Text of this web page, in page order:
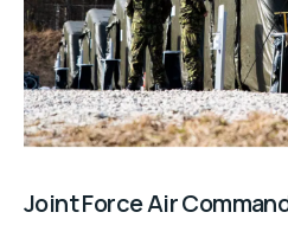
Joint Force Air